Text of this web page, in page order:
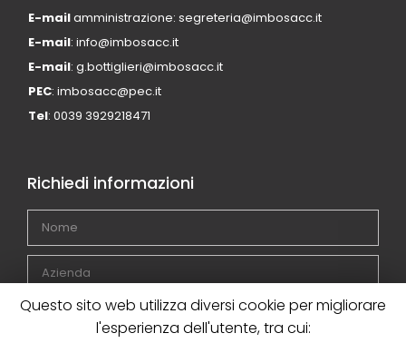
E-mailamministrazione: segreteria@imbosacc.it
E-mail: info@imbosacc.it
E-mail: g.bottiglieri@imbosacc.it
PEC: imbosacc@pec.it
Tel: 0039 3929218471
Richiedi informazioni
Questo sito web utilizza diversi cookie per migliorare
l'esperienza dell'utente, tra cui: